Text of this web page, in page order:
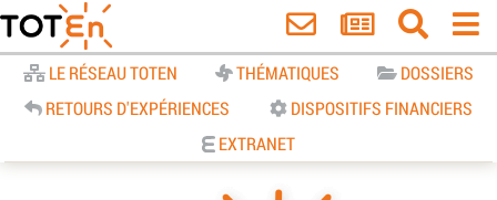
LE RÉSEAU TOTEN THÉMATIQUES
DOSSIERS
RETOURS D'EXPÉRIENCES
DISPOSITIFS FINANCIERS
EXTRANET